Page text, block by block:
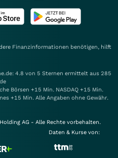
Finanzinformationen benötigen, hilft
4.8 von 5 Sternen ermittelt aus 285
Börsen +15 Min. NASDAQ +15 Min.
+15 Min. Alle Angaben ohne Gewähr.
AG - Alle Rechte vorbehalten.
Daten & Kurse von: